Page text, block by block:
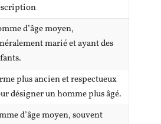
d’âge moyen,
marié et ayant des
plus ancien et respectueux
désigner un homme plus âgé.
d’âge moyen, souvent